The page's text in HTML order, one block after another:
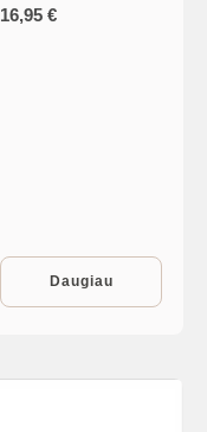
16,95€
Daugiau